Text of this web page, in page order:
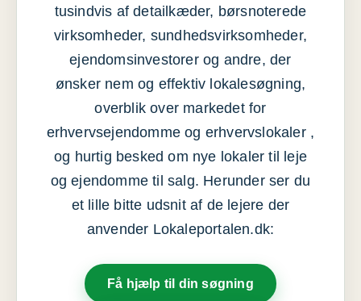
tusindvis af detailkæder, børsnoterede
virksomheder, sundhedsvirksomheder,
ejendomsinvestorer og andre, der
ønsker nem og effektiv lokalesøgning,
overblik over markedet for
erhvervsejendomme og erhvervslokaler ,
og hurtig besked om nye lokaler til leje
og ejendomme til salg. Herunder ser du
et lille bitte udsnit af de lejere der
anvender Lokaleportalen.dk:
Få hjælp til din søgning